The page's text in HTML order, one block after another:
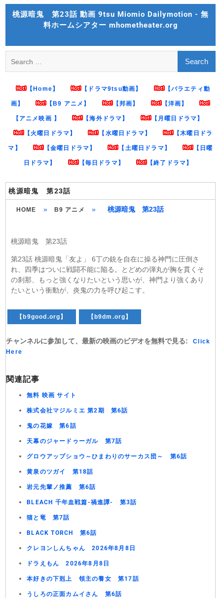
Skip
桃源暗鬼 第23話 動画 9tsu Miomio Dailymotion - 無
料ホームシアター mhometheater.org
for:
【Home】 【ドラマ9tsu動画】 【バラエティ動
画】 【B9 アニメ】 【邦画】 【洋画】
【アニメ映画 】 【海外ドラマ】 【月曜日ドラマ】
【火曜日ドラマ】 【水曜日ドラマ】 【木曜日ドラ
マ】 【金曜日ドラマ】 【土曜日ドラマ】 【日曜
日ドラマ】 【毎日ドラマ】 【終了ドラマ】
桃源暗鬼 第23話
HOME » B9 アニメ » 桃源暗鬼 第23話
桃源暗鬼 第23話
第23話 桃源暗鬼「友よ」 6丁の銃を自在に操る神門に圧倒さ
れ、四季はついに戦闘不能に陥る。とどめの弾丸が胸を貫くそ
の刹那、もっと強くなりたいという思いが、神門より強くあり
たいという衝動が、炎鬼の力を呼び起こす。
【b9good.org】 【b9dm.org】
チャンネルに参加して、最新の映画のビデオを無料で見る:
Click
Here
関連記事
無料 映画 サイト
株式会社マジルミエ 第2期 第6話
鬼の花嫁 第6話
天幕のジャードゥーガル 第7話
グロウアップショウ～ひまわりのサーカス団～ 第6話
黄泉のツガイ 第18話
岩元先輩ノ推薦 第6話
BLEACH 千年血戦篇-禍進譚- 第3話
猫と竜 第7話
BLACK TORCH 第6話
クレヨンしんちゃん 2026年8月8日
ドラえもん 2026年8月8日
本好きの下剋上 領主の養女 第17話
うしろの正面カムイさん 第6話